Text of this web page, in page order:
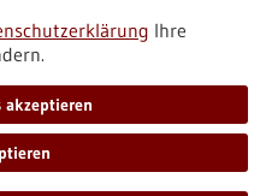
Ihre
akzeptieren